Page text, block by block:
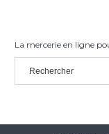
La mercerie en ligne